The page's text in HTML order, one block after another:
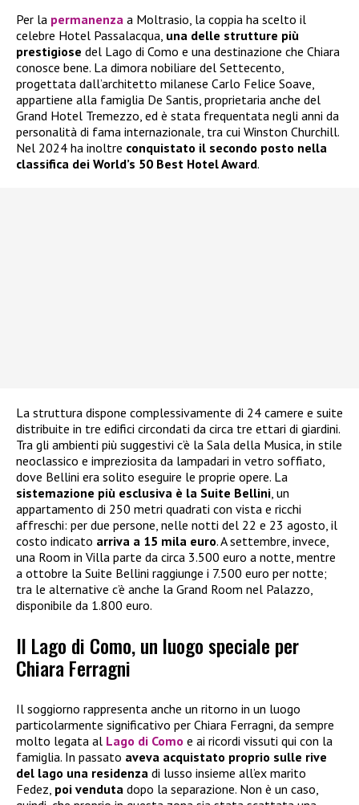
Per la permanenza a Moltrasio, la coppia ha scelto il
celebre Hotel Passalacqua, una delle strutture più
prestigiose del Lago di Como e una destinazione che Chiara
conosce bene. La dimora nobiliare del Settecento,
progettata dall’architetto milanese Carlo Felice Soave,
appartiene alla famiglia De Santis, proprietaria anche del
Grand Hotel Tremezzo, ed è stata frequentata negli anni da
personalità di fama internazionale, tra cui Winston Churchill.
Nel 2024 ha inoltre conquistato il secondo posto nella
classifica dei World’s 50 Best Hotel Award.
La struttura dispone complessivamente di 24 camere e suite
distribuite in tre edifici circondati da circa tre ettari di giardini.
Tra gli ambienti più suggestivi c’è la Sala della Musica, in stile
neoclassico e impreziosita da lampadari in vetro soffiato,
dove Bellini era solito eseguire le proprie opere. La
sistemazione più esclusiva è la Suite Bellini, un
appartamento di 250 metri quadrati con vista e ricchi
affreschi: per due persone, nelle notti del 22 e 23 agosto, il
costo indicato arriva a 15 mila euro. A settembre, invece,
una Room in Villa parte da circa 3.500 euro a notte, mentre
a ottobre la Suite Bellini raggiunge i 7.500 euro per notte;
tra le alternative c’è anche la Grand Room nel Palazzo,
disponibile da 1.800 euro.
Il Lago di Como, un luogo speciale per
Chiara Ferragni
Il soggiorno rappresenta anche un ritorno in un luogo
particolarmente significativo per Chiara Ferragni, da sempre
molto legata al Lago di Como e ai ricordi vissuti qui con la
famiglia. In passato aveva acquistato proprio sulle rive
del lago una residenza di lusso insieme all’ex marito
Fedez, poi venduta dopo la separazione. Non è un caso,